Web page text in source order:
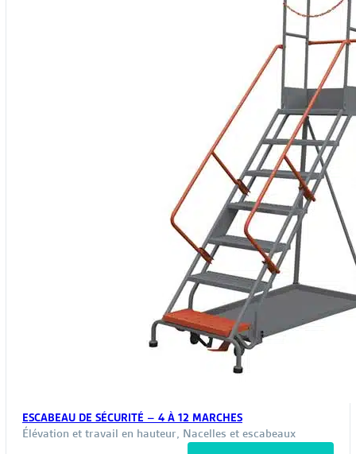
ESCABEAU DE SÉCURITÉ – 4 À 12 MARCHES
Élévation et travail en hauteur, Nacelles et escabeaux